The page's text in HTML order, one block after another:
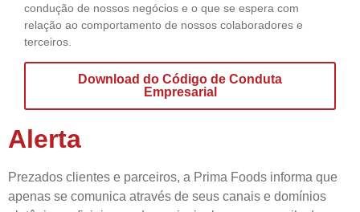
condução de nossos negócios e o que se espera com
relação ao comportamento de nossos colaboradores e
terceiros.
Download do Código de Conduta
Empresarial
Alerta
Prezados clientes e parceiros, a Prima Foods informa que
apenas se comunica através de seus canais e domínios